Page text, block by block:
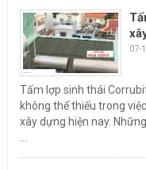
07-
Tấm lợp sinh thái
không thể thiếu trong
xây dựng hiện nay.